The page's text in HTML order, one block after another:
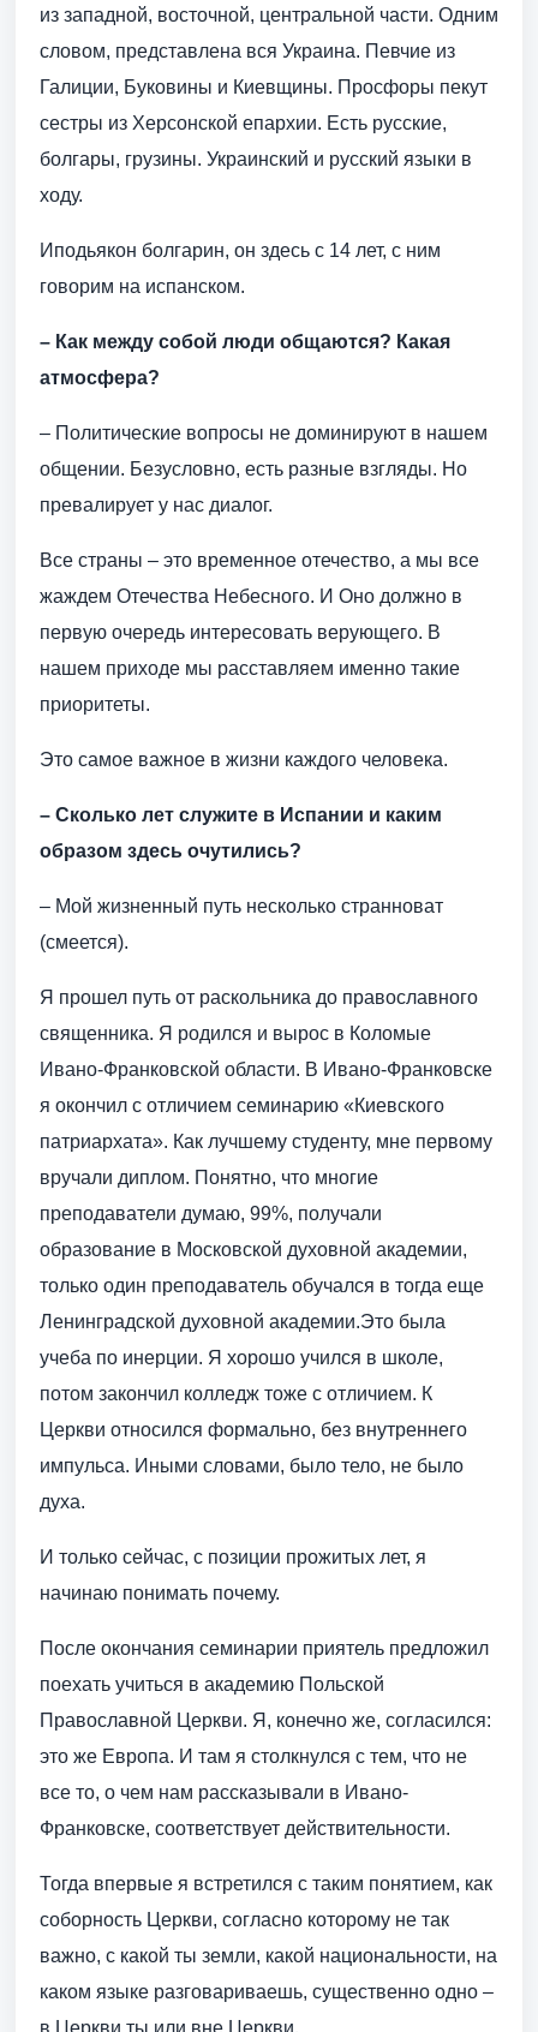
из западной, восточной, центральной части. Одним
словом, представлена вся Украина. Певчие из
Галиции, Буковины и Киевщины. Просфоры пекут
сестры из Херсонской епархии. Есть русские,
болгары, грузины. Украинский и русский языки в
ходу.
Иподьякон болгарин, он здесь с 14 лет, с ним
говорим на испанском.
– Как между собой люди общаются? Какая
атмосфера?
– Политические вопросы не доминируют в нашем
общении. Безусловно, есть разные взгляды. Но
превалирует у нас диалог.
Все страны – это временное отечество, а мы все
жаждем Отечества Небесного. И Оно должно в
первую очередь интересовать верующего. В
нашем приходе мы расставляем именно такие
приоритеты.
Это самое важное в жизни каждого человека.
– Сколько лет служите в Испании и каким
образом здесь очутились?
– Мой жизненный путь несколько странноват
(смеется).
Я прошел путь от раскольника до православного
священника. Я родился и вырос в Коломые
Ивано-Франковской области. В Ивано-Франковске
я окончил с отличием семинарию «Киевского
патриархата». Как лучшему студенту, мне первому
вручали диплом. Понятно, что многие
преподаватели думаю, 99%, получали
образование в Московской духовной академии,
только один преподаватель обучался в тогда еще
Ленинградской духовной академии.Это была
учеба по инерции. Я хорошо учился в школе,
потом закончил колледж тоже с отличием. К
Церкви относился формально, без внутреннего
импульса. Иными словами, было тело, не было
духа.
И только сейчас, с позиции прожитых лет, я
начинаю понимать почему.
После окончания семинарии приятель предложил
поехать учиться в академию Польской
Православной Церкви. Я, конечно же, согласился:
это же Европа. И там я столкнулся с тем, что не
все то, о чем нам рассказывали в Ивано-
Франковске, соответствует действительности.
Тогда впервые я встретился с таким понятием, как
соборность Церкви, согласно которому не так
важно, с какой ты земли, какой национальности, на
каком языке разговариваешь, существенно одно –